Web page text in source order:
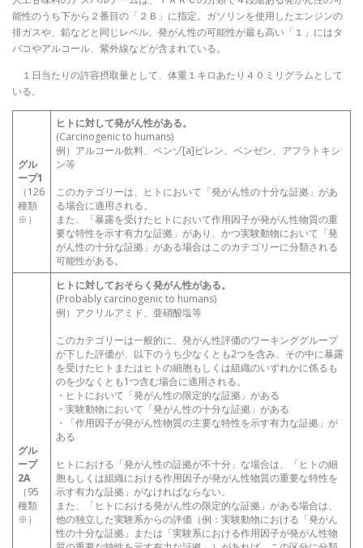
能性のうち下から２番目の「２Ｂ」に指定。ガソリンを使用したエンジンの
排ガスや、鉛などと同じレベル。発がん性の可能性が最も高い「１」にはタ
バコやアルコール、紫外線などが含まれている。
１日当たりの許容摂取量として、体重１キロあたり４０ミリグラムとして
いる。
グル
ープ1
（126
種類
※）
ヒトに対して発がん性がある。
(Carcinogenic to humans)
例）アルコール飲料、ベンゾ[a]ピレン、ベンゼン、アフラトキシ
ン等
このカテゴリーは、ヒトにおいて「発がん性の十分な証拠」があ
る場合に適用される。
また、「暴露を受けたヒトにおいて作用因子が発がん性物質の重
要な特性を示す有力な証拠」があり、かつ実験動物において「発
がん性の十分な証拠」がある場合はこのカテゴリーに分類される
可能性がある。
グル
ープ
2A
（95
種類
※）
ヒトに対しておそらく発がん性がある。
(Probably carcinogenic to humans)
例）アクリルアミド、亜硝酸塩等
このカテゴリーは一般的に、発がん性評価のワーキンググループ
が下した評価が、以下のうち少なくとも2つを含み、その中に暴露
を受けたヒトまたはヒトの細胞もしくは組織のいずれかに係るも
のを少なくとも1つ含む場合に適用される。
・ヒトにおいて「発がん性の限定的な証拠」がある
・実験動物において「発がん性の十分な証拠」がある
・「作用因子が発がん性物質の主要な特性を示す有力な証拠」が
ある
ヒトにおける「発がん性の証拠が不十分」な場合は、「ヒトの細
胞もしくは組織における作用因子が発がん性物質の重要な特性を
示す有力な証拠」がなければならない。
また、「ヒトにおける発がん性の限定的な証拠」がある場合は、
他の独立した実験系からの評価（例：実験動物における「発がん
性の十分な証拠」または「実験系における作用因子が発がん性物